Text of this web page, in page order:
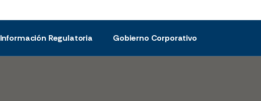
Información Regulatoria Gobierno Corporativo